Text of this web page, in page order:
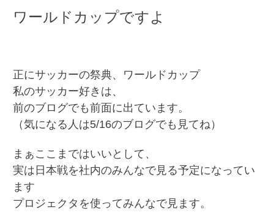
ワールドカップですよ
正にサッカーの祭典、ワールドカップ
私のサッカー好きは、
前のブログでも前面に出ています。
（気になる人は5/16のブログでも見てね）
まぁここまではいいとして、
実は日本戦を社内のみんなで見る予定になってい
ます
プロジェクタを使ってみんなで見ます。